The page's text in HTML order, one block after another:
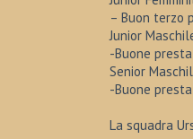
– Buon terzo
Junior
-Buone
Senior
-Buone
La squadra